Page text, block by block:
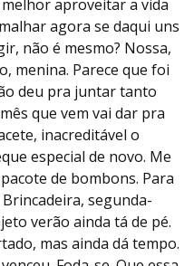
aproveitar a vida
agora se daqui uns
não é mesmo? Nossa,
menina. Parece que foi
deu pra juntar tanto
que vem vai dar pra
inacreditável o
especial de novo. Me
de bombons. Para
segunda-
verão ainda tá de pé.
mas ainda dá tempo.